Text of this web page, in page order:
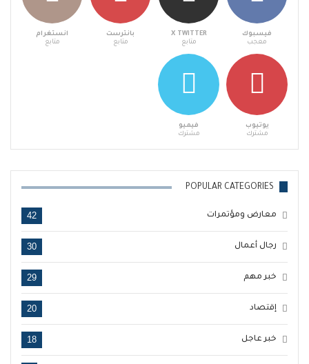
فيسبوك
معجب
X TWITTER
متابع
بانترست
متابع
انستغرام
متابع
يوتيوب
مشترك
فيميو
مشترك
POPULAR CATEGORIES
معارض ومؤتمرات 42
رجال أعمال 30
خبر مهم 29
إقتصاد 20
خبر عاجل 18